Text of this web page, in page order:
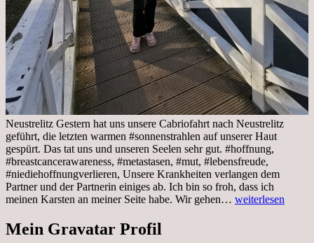
Neustrelitz Gestern hat uns unsere Cabriofahrt nach Neustrelitz
geführt, die letzten warmen #sonnenstrahlen auf unserer Haut
gespürt. Das tat uns und unseren Seelen sehr gut. #hoffnung,
#breastcancerawareness, #metastasen, #mut, #lebensfreude,
#niediehoffnungverlieren, Unsere Krankheiten verlangen dem
Partner und der Partnerin einiges ab. Ich bin so froh, dass ich
meinen Karsten an meiner Seite habe. Wir gehen… Sonnabend,
weiterlesen
Mein Gravatar Profil